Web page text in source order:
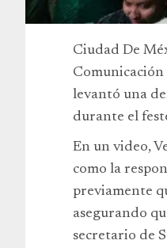
Ciudad De
levantó una
durante el
En un video,
como la
previamente
asegurando
secretario de